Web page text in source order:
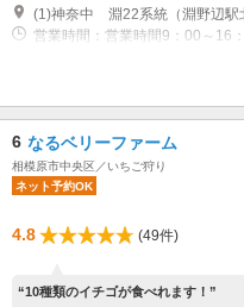
営業時間：営業時間9：00～
日 一回目10：00～ 二回目11
6 なるベリーファーム
相模原市中央区／いちご狩り
ネット予約OK
4.8 (49件)
“10種類のイチゴが食べれます！”